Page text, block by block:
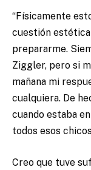
“Físicamente
cuestión
prepararme.
Ziggler, pero si
mañana mi
cualquiera. De
cuando estaba
todos esos
Creo que tuve